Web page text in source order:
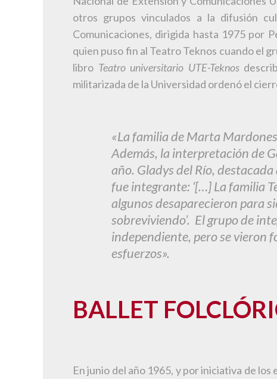
otros grupos vinculados a la difusión
Comunicaciones, dirigida hasta 1975 por
quien puso fin al Teatro Teknos cuando el
libro Teatro universitario UTE-Teknos
militarizada de la Universidad ordenó el
«La familia de Marta
Además, la interpretación de
año. Gladys del Río,
fue integrante: ‘[…] La familia
algunos desaparecieron para
sobreviviendo’. El grupo de
independiente, pero se vieron
esfuerzos».
BALLET
En junio del año 1965, y por iniciativa de